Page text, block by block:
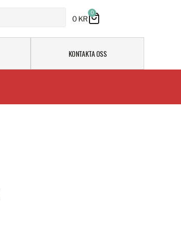
0 KR
0
KONTAKTA OSS